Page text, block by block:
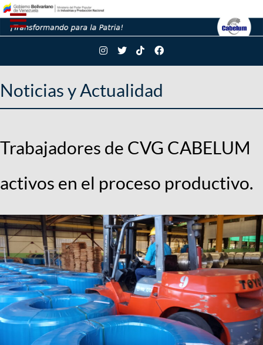
Noticias y Actualidad
Trabajadores de CVG CABELUM
activos en el proceso productivo.